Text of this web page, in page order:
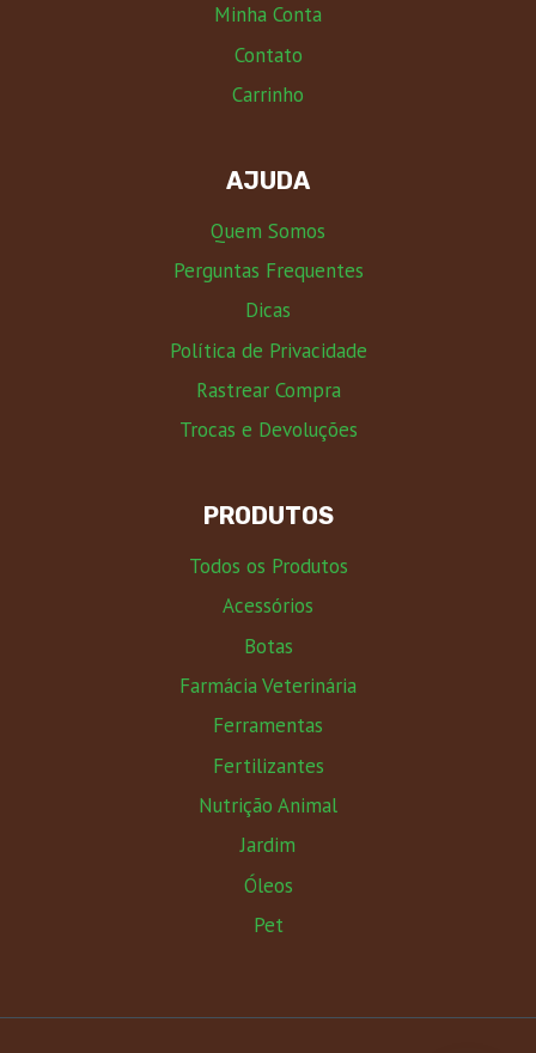
Minha Conta
Contato
Carrinho
AJUDA
Quem Somos
Perguntas Frequentes
Dicas
Política de Privacidade
Rastrear Compra
Trocas e Devoluções
PRODUTOS
Todos os Produtos
Acessórios
Botas
Farmácia Veterinária
Ferramentas
Fertilizantes
Nutrição Animal
Jardim
Óleos
Pet